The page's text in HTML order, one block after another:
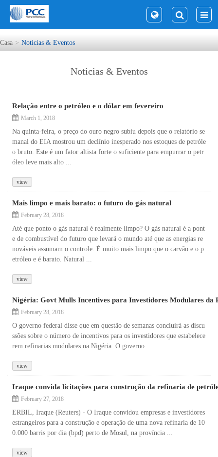
Casa Noticias & Eventos
Noticias & Eventos
Relação entre o petróleo e o dólar em fevereiro
March 1, 2018
Na quinta-feira, o preço do ouro negro subiu depois que o relatório se
manal do EIA mostrou um declínio inesperado nos estoques de petróle
o bruto. Este é um fator altista forte o suficiente para empurrar o petr
óleo leve mais alto ...
view
Mais limpo e mais barato: o futuro do gás natural
February 28, 2018
Até que ponto o gás natural é realmente limpo? O gás natural é a pont
e de combustível do futuro que levará o mundo até que as energias re
nováveis ​​assumam o controle. É muito mais limpo que o carvão e o p
etróleo e é barato. Natural ...
view
Nigéria: Govt Mulls Incentives para Investidores Modulares da
February 28, 2018
O governo federal disse que em questão de semanas concluirá as discu
ssões sobre o número de incentivos para os investidores que estabelece
rem refinarias modulares na Nigéria. O governo ...
view
Iraque convida licitações para construção da refinaria de
February 27, 2018
ERBIL, Iraque (Reuters) - O Iraque convidou empresas e investidores
estrangeiros para a construção e operação de uma nova refinaria de 10
0.000 barris por dia (bpd) perto de Mosul, na província ...
view